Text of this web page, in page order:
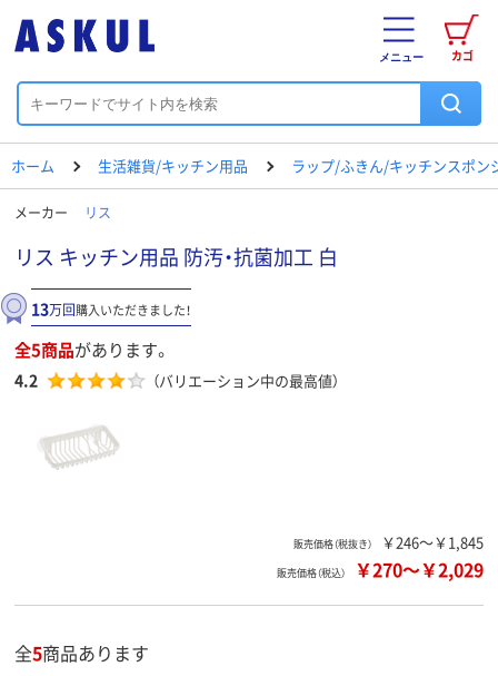
カゴ
メニュー
ホーム 生活雑貨/キッチン用品 ラップ/ふきん/キッチンスポン
メーカー リス
リス キッチン用品 防汚・抗菌加工 白
13万回購入いただきました！
全5商品があります。
4.2 （バリエーション中の最高値）
販売価格（税抜き） ￥246～￥1,845
販売価格（税込） ￥270～￥2,029
全5商品あります